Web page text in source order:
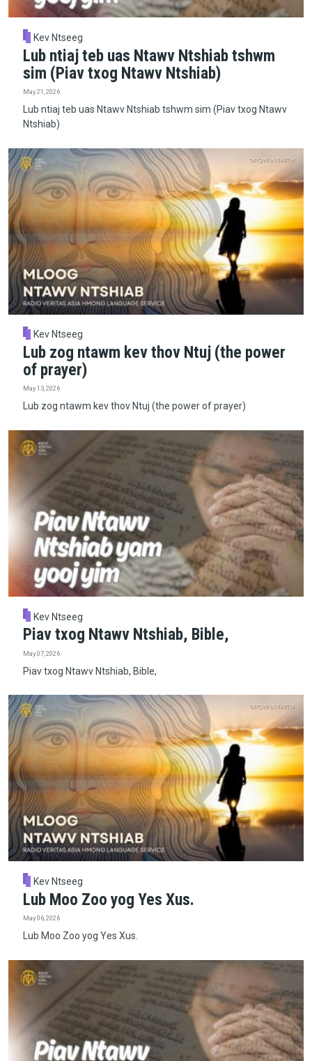
Kev Ntseeg
Lub ntiaj teb uas Ntawv Ntshiab tshwm
sim (Piav txog Ntawv Ntshiab)
May 21, 2026
Lub ntiaj teb uas Ntawv Ntshiab tshwm sim (Piav txog Ntawv
Ntshiab)
Kev Ntseeg
Lub zog ntawm kev thov Ntuj (the power
of prayer)
May 13, 2026
Lub zog ntawm kev thov Ntuj (the power of prayer)
Kev Ntseeg
Piav txog Ntawv Ntshiab, Bible,
May 07, 2026
Piav txog Ntawv Ntshiab, Bible,
Kev Ntseeg
Lub Moo Zoo yog Yes Xus.
May 06, 2026
Lub Moo Zoo yog Yes Xus.